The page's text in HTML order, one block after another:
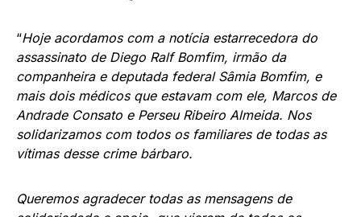
“Hoje acordamos com a notícia estarrecedora do
assassinato de Diego Ralf Bomfim, irmão da
companheira e deputada federal Sâmia Bomfim, e
mais dois médicos que estavam com ele, Marcos de
Andrade Consato e Perseu Ribeiro Almeida. Nos
solidarizamos com todos os familiares de todas as
vítimas desse crime bárbaro.
Queremos agradecer todas as mensagens de